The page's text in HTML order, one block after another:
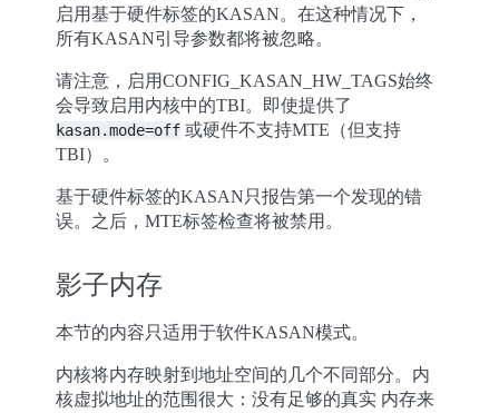
启用基于硬件标签的KASAN。在这种情况下，
所有KASAN引导参数都将被忽略。
请注意，启用CONFIG_KASAN_HW_TAGS始终
会导致启用内核中的TBI。即使提供了
kasan.mode=off 或硬件不支持MTE（但支持
TBI）。
基于硬件标签的KASAN只报告第一个发现的错
误。之后，MTE标签检查将被禁用。
影子内存
本节的内容只适用于软件KASAN模式。
内核将内存映射到地址空间的几个不同部分。内
核虚拟地址的范围很大：没有足够的真实 内存来